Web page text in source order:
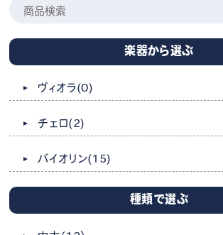
楽器から選ぶ
ヴィオラ(0)
チェロ(2)
バイオリン(15)
種類で選ぶ